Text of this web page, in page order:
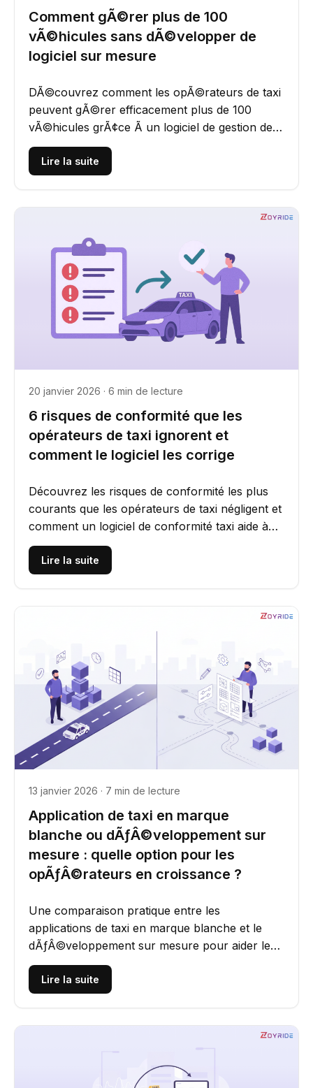
Comment gÃ©rer plus de 100
vÃ©hicules sans dÃ©velopper de
logiciel sur mesure
DÃ©couvrez comment les opÃ©rateurs de taxi
peuvent gÃ©rer efficacement plus de 100
vÃ©hicules grÃ¢ce Ã un logiciel de gestion de
flotte Ã©volutif, sans...
Lire la suite
20 janvier 2026 · 6 min de lecture
6 risques de conformité que les
opérateurs de taxi ignorent et
comment le logiciel les corrige
Découvrez les risques de conformité les plus
courants que les opérateurs de taxi négligent et
comment un logiciel de conformité taxi aide à
automatiser la...
Lire la suite
13 janvier 2026 · 7 min de lecture
Application de taxi en marque
blanche ou dÃƒÂ©veloppement sur
mesure : quelle option pour les
opÃƒÂ©rateurs en croissance ?
Une comparaison pratique entre les
applications de taxi en marque blanche et le
dÃƒÂ©veloppement sur mesure pour aider les
opÃƒÂ©rateurs de mobilitÃƒÂ© en...
Lire la suite